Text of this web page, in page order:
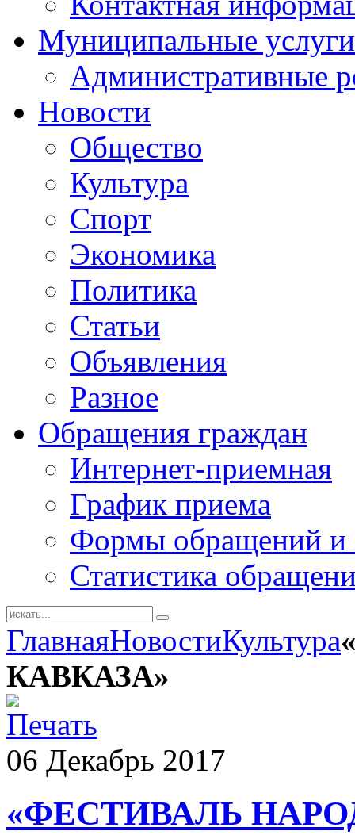
Муниципальные услуги
Административные
Новости
Общество
Культура
Спорт
Экономика
Политика
Статьи
Объявления
Разное
Обращения граждан
Интернет-приемная
График приема
Формы обращений и
Статистика
ГлавнаяНовостиКультура
КАВКАЗА»
06 Декабрь 2017
«ФЕСТИВАЛЬ